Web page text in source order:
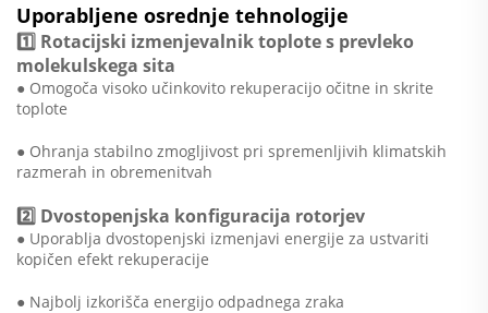
Uporabljene osrednje tehnologije
1️⃣ Rotacijski izmenjevalnik toplote s prevleko
molekulskega sita
● Omogoča visoko učinkovito rekuperacijo očitne in skrite
toplote
● Ohranja stabilno zmogljivost pri spremenljivih klimatskih
razmerah in obremenitvah
2️⃣ Dvostopenjska konfiguracija rotorjev
● Uporablja dvostopenjski izmenjavi energije za ustvariti
kopičen efekt rekuperacije
● Najbolj izkorišča energijo odpadnega zraka